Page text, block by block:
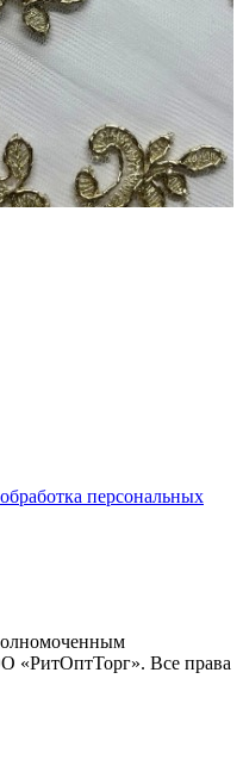
персональных
«РитОптТорг». Все права